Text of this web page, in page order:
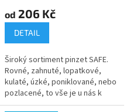
od 206 Kč
DETAIL
Široký sortiment pinzet SAFE.
Rovné, zahnuté, lopatkové,
kulaté, úzké, poniklované, nebo
pozlacené, to vše je u nás k
dispozici.